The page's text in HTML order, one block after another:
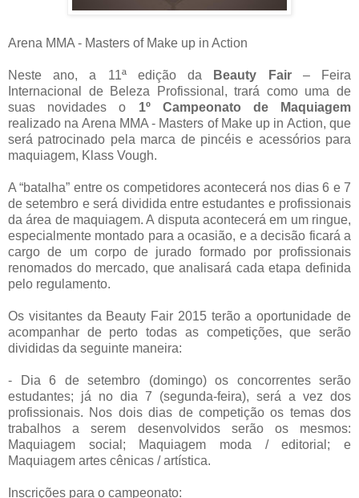
Arena MMA - Masters of Make up in Action
Neste ano, a 11ª edição da Beauty Fair– Feira
Internacional de Beleza Profissional, trará como uma de
suas novidades o 1º Campeonato de Maquiagem
realizado na Arena MMA - Masters of Make up in Action, que
será patrocinado pela marca de pincéis e acessórios para
maquiagem, Klass Vough.
A “batalha” entre os competidores acontecerá nos dias 6 e 7
de setembro e será dividida entre estudantes e profissionais
da área de maquiagem. A disputa acontecerá em um ringue,
especialmente montado para a ocasião, e a decisão ficará a
cargo de um corpo de jurado formado por profissionais
renomados do mercado, que analisará cada etapa definida
pelo regulamento.
Os visitantes da Beauty Fair 2015 terão a oportunidade de
acompanhar de perto todas as competições, que serão
divididas da seguinte maneira:
- Dia 6 de setembro (domingo) os concorrentes serão
estudantes; já no dia 7 (segunda-feira), será a vez dos
profissionais. Nos dois dias de competição os temas dos
trabalhos a serem desenvolvidos serão os mesmos:
Maquiagem social; Maquiagem moda / editorial; e
Maquiagem artes cênicas / artística.
Inscrições para o campeonato: